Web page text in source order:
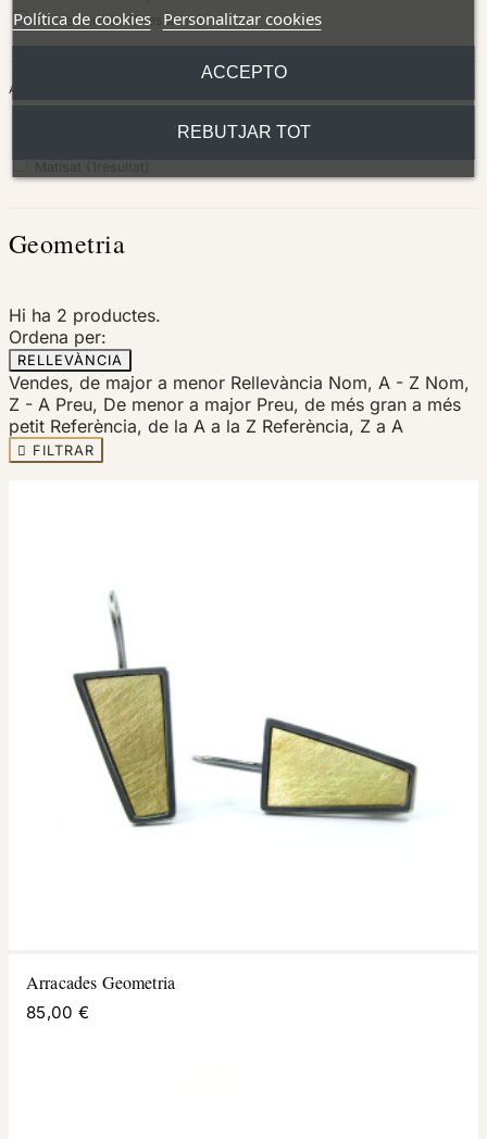
Coure vermell(2resultats)
ACABAT
Geometria
Hi ha 2 productes.
Ordena per:
RELLEVÀNCIA
Vendes, de major a menor Rellevància Nom, A - Z Nom,
Z - A Preu, De menor a major Preu, de més gran a més
petit Referència, de la A a la Z Referència, Z a A
 FILTRAR
Arracades Geometria
85,00 €
Política de cookies Personalitzar cookies
REBUTJAR TOT
ACCEPTO